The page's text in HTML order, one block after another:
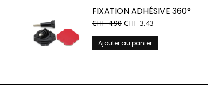
FIXATION ADHÉSIVE 360°
CHF4.90 CHF 3.43
Ajouter au panier